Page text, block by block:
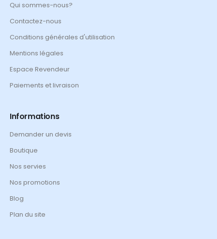
Qui sommes-nous?
Contactez-nous
Conditions générales d'utilisation
Mentions légales
Espace Revendeur
Paiements et livraison
Informations
Demander un devis
Boutique
Nos servies
Nos promotions
Blog
Plan du site